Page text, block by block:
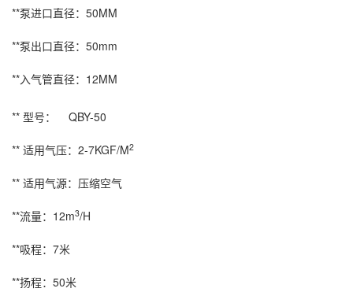
**泵进口直径：50MM
**泵出口直径：50mm
**入气管直径：12MM
** 型号： QBY-50
** 适用气压：2-7KGF/M2
** 适用气源：压缩空气
**流量：12m3/H
**吸程：7米
**扬程：50米